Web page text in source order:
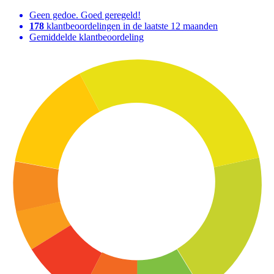
Geen gedoe. Goed geregeld!
178 klantbeoordelingen in de laatste 12 maanden
Gemiddelde klantbeoordeling